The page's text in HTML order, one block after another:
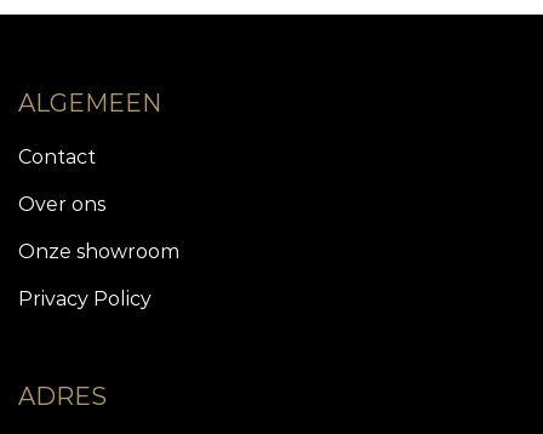
ALGEMEEN
Contact
Over ons
Onze showroom
Privacy Policy
ADRES